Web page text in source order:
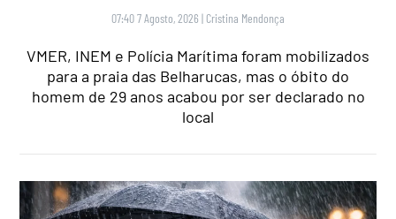
07:40 7 Agosto, 2026 | Cristina Mendonça
VMER, INEM e Polícia Marítima foram mobilizados
para a praia das Belharucas, mas o óbito do
homem de 29 anos acabou por ser declarado no
local